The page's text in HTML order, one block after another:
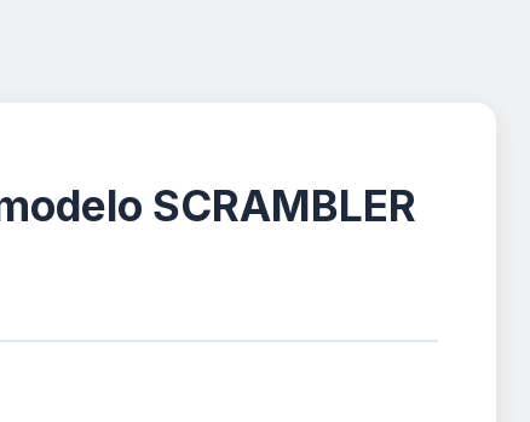
SCRAMBLER